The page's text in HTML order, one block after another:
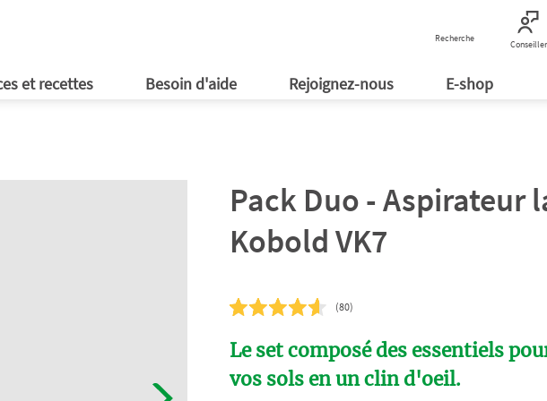
Recherche Conseiller
et recettes Besoin d'aide
Nous
Rejoignez-nous
E-shop
Pack Duo - Aspirateur
Kobold VK7
(80)
Le set composé des essentiels
vos sols en un clin d'oeil.